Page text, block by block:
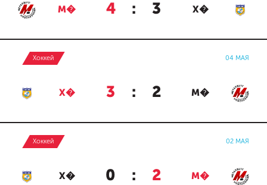
М� 4 : 3 Х�
Хоккей 04 МАЯ
Х� 3 : 2 М�
Хоккей 02 МАЯ
Х� 0 : 2 М�